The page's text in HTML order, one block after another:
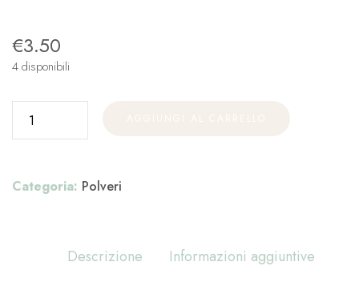
€3.50
4 disponibili
Categoria: Polveri
Descrizione
Informazioni aggiuntive